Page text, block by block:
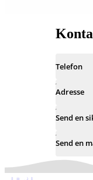
Telefon
Adresse
Send en
Send en